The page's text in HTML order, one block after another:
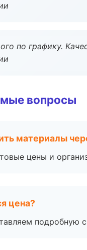
по графику.
вопросы
материалы
цены и
цена?
подробную